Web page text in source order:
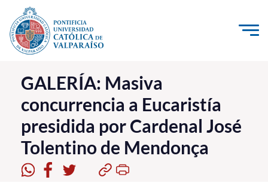
Click acá para ir directamente al contenido
La Universidad
Investigación, Creación e Innovación
PUCV Internacional
Vinculación con el Medio
GALERÍA: Masiva
concurrencia a Eucaristía
presidida por Cardenal José
Tolentino de Mendonça